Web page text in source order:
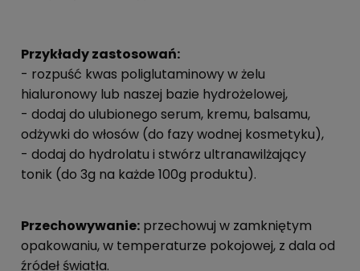
Przykłady zastosowań:
- rozpuść kwas poliglutaminowy w żelu
hialuronowy lub naszej bazie hydrożelowej,
- dodaj do ulubionego serum, kremu, balsamu,
odżywki do włosów (do fazy wodnej kosmetyku),
- dodaj do hydrolatu i stwórz ultranawilżający
tonik (do 3g na każde 100g produktu).
Przechowywanie: przechowuj w zamkniętym
opakowaniu, w temperaturze pokojowej, z dala od
źródeł światła.